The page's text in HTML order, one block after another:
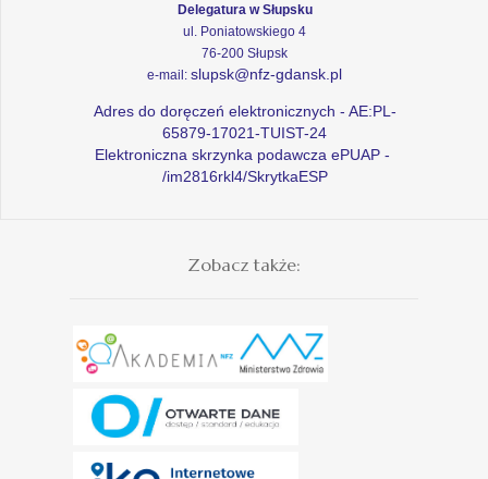
Delegatura w Słupsku
ul. Poniatowskiego 4
76-200 Słupsk
e-mail: slupsk@nfz-gdansk.pl
Adres do doręczeń elektronicznych - AE:PL-
65879-17021-TUIST-24
Elektroniczna skrzynka podawcza ePUAP -
/im2816rkl4/SkrytkaESP
Zobacz także: